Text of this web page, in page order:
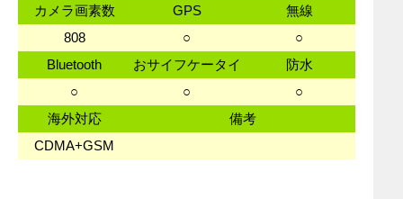
カメラ画素数
GPS
無線
808
○
○
Bluetooth
おサイフケータイ
防水
○
○
○
海外対応
備考
CDMA+GSM